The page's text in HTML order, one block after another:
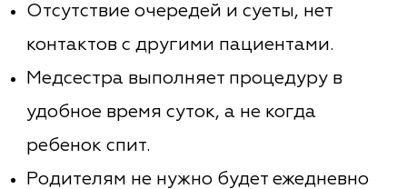
Отсутствие очередей и суеты, нет
контактов с другими пациентами.
Медсестра выполняет процедуру в
удобное время суток, а не когда
ребенок спит.
Родителям не нужно будет ежедневно